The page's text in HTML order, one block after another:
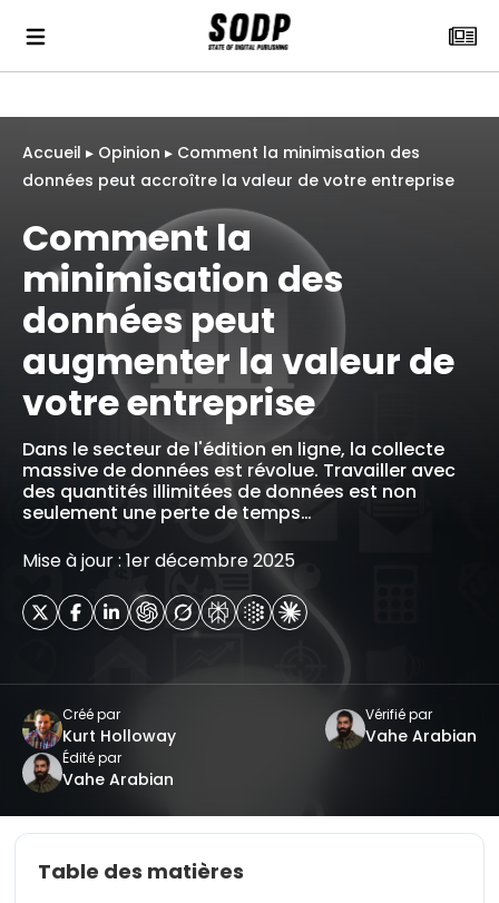
Accueil ▸ Opinion ▸ Comment la minimisation des
données peut accroître la valeur de votre entreprise
Comment la
minimisation des
données peut
augmenter la valeur de
votre entreprise
Dans le secteur de l'édition en ligne, la collecte
massive de données est révolue. Travailler avec
des quantités illimitées de données est non
seulement une perte de temps…
Mise à jour : 1er décembre 2025
Créé par
Kurt Holloway
Vérifié par
Vahe Arabian
Édité par
Vahe Arabian
Table des matières